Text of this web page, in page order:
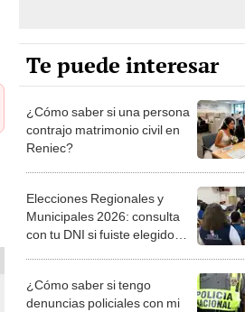
Te puede interesar
¿Cómo saber si una persona
contrajo matrimonio civil en
Reniec?
Elecciones Regionales y
Municipales 2026: consulta
con tu DNI si fuiste elegido
la ONPE
¿Cómo saber si tengo
denuncias policiales con mi